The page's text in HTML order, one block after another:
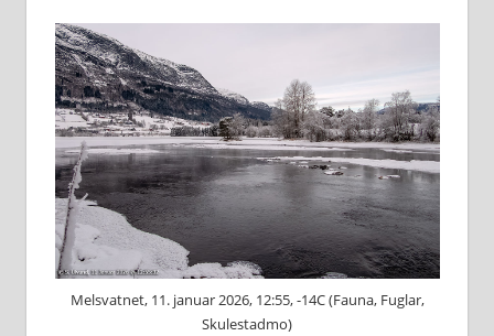
Melsvatnet, 11. januar 2026, 12:55, -14C (Fauna, Fuglar,
Skulestadmo)